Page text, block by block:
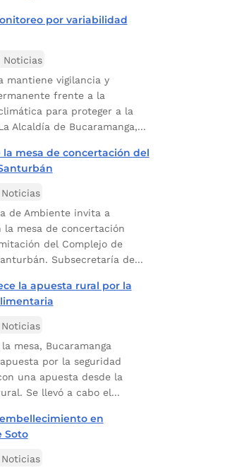
por variabilidad
Noticias
mantiene vigilancia y
frente a la
para proteger a la
Alcaldía de Bucaramanga,...
la mesa de concertación del
Noticias
de Ambiente invita a
mesa de concertación
del Complejo de
Subsecretaría de...
la apuesta rural por la
Noticias
mesa, Bucaramanga
por la seguridad
una apuesta desde la
Se llevó a cabo el...
en
Soto
Noticias